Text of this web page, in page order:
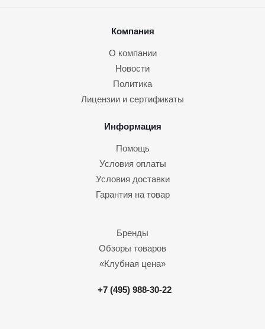
Компания
О компании
Новости
Политика
Лицензии и сертификаты
Информация
Помощь
Условия оплаты
Условия доставки
Гарантия на товар
Бренды
Обзоры товаров
«Клубная цена»
+7 (495) 988-30-22